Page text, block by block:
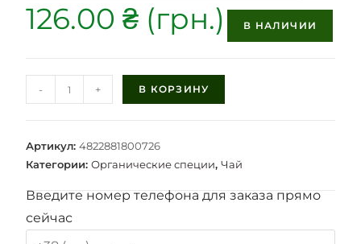
126.00₴ В НАЛИЧИИ
- + В КОРЗИНУ
Артикул:4822881800726
Категории:Органические специи,Чай
Введите номер телефона для заказа прямо
сейчас